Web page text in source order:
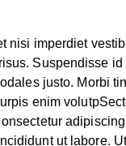
nisi imperdiet
Suspendisse id
justo. Morbi
enim
ut labore.